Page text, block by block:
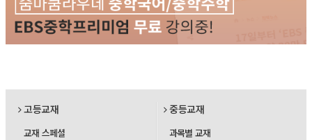
고등교재
교재 스페셜
중등교재
과목별 교재